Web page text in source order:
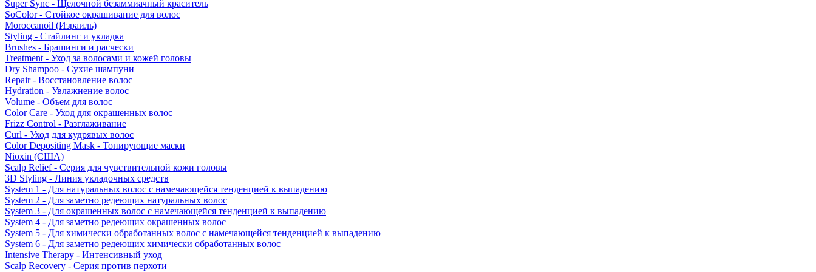
Super Sync - Щелочной безаммиачный краситель
SoColor - Стойкое окрашивание для волос
Moroccanoil (Израиль)
Styling - Стайлинг и укладка
Brushes - Брашинги и расчески
Treatment - Уход за волосами и кожей головы
Dry Shampoo - Сухие шампуни
Repair - Восстановление волос
Hydration - Увлажнение волос
Volume - Объем для волос
Color Care - Уход для окрашенных волос
Frizz Control - Разглаживание
Curl - Уход для кудрявых волос
Color Depositing Mask - Тонирующие маски
Nioxin (США)
Scalp Relief - Серия для чувствительной кожи головы
3D Styling - Линия укладочных средств
System 1 - Для натуральных волос с намечающейся тенденцией к выпадению
System 2 - Для заметно редеющих натуральных волос
System 3 - Для окрашенных волос с намечающейся тенденцией к выпадению
System 4 - Для заметно редеющих окрашенных волос
System 5 - Для химически обработанных волос с намечающейся тенденцией к выпадению
System 6 - Для заметно редеющих химически обработанных волос
Intensive Therapy - Интенсивный уход
Scalp Recovery - Серия против перхоти